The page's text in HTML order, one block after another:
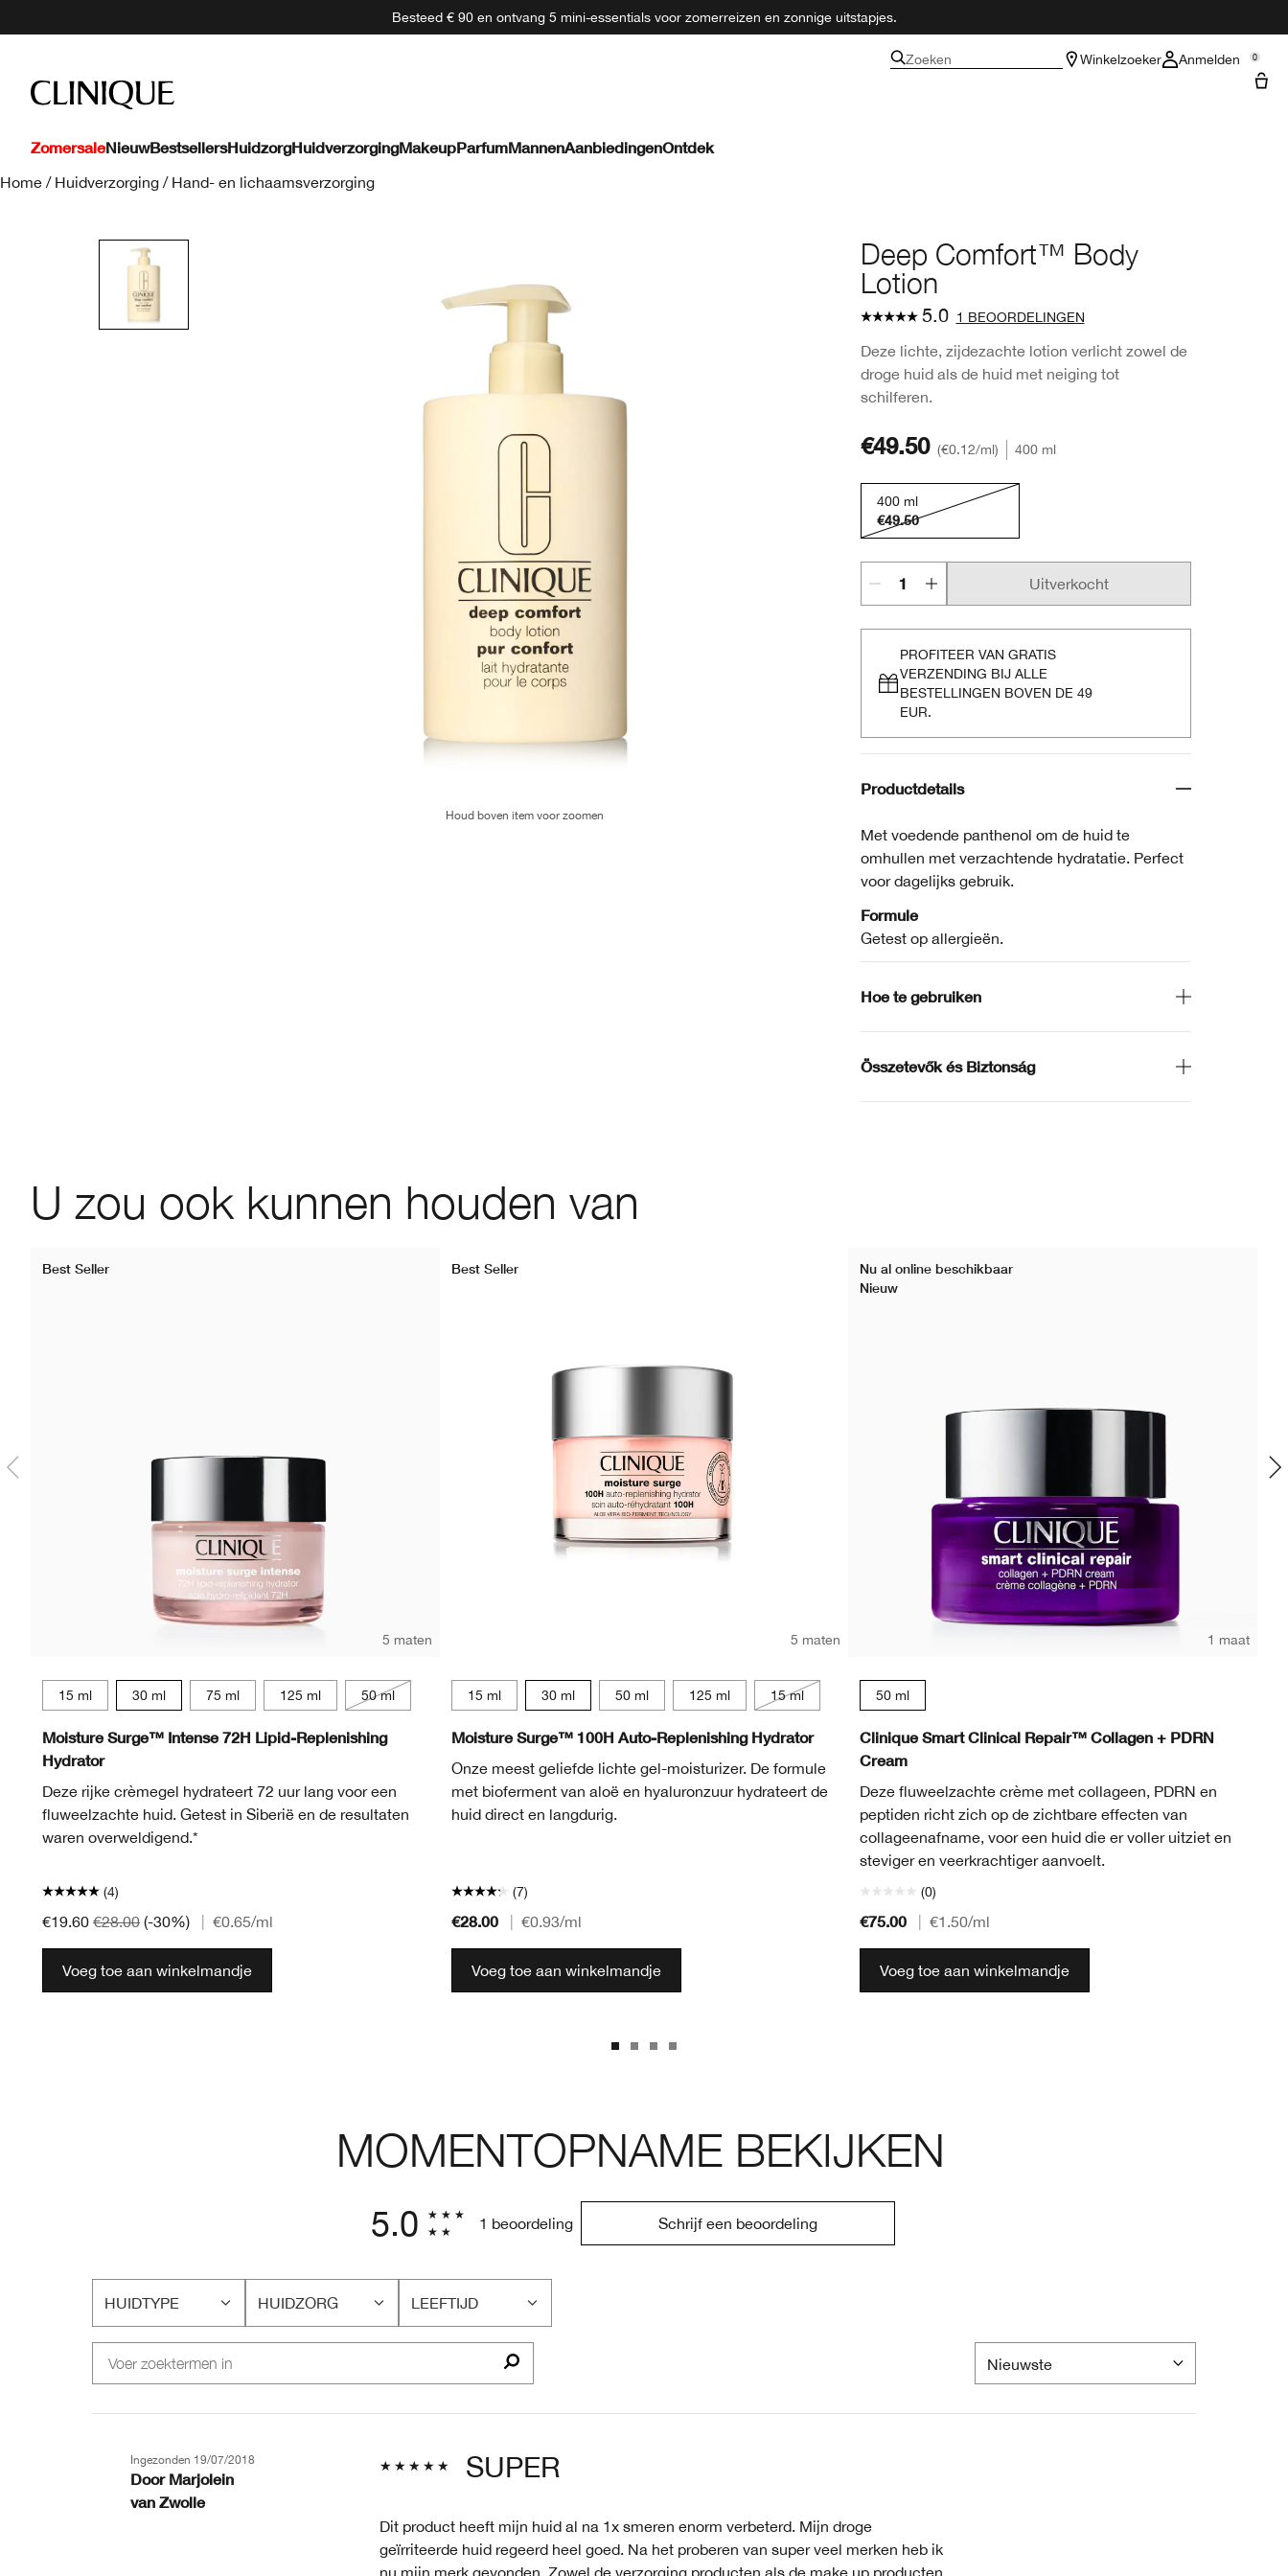
Besteed € 90 en ontvang 5 mini-essentials voor zomerreizen en zonnige uitstapjes.
Zoeken Winkelzoeker Anmelden 0
ZomersaleNieuwBestsellersHuidzorgHuidverzorgingMakeupParfumMannenAanbiedingenOntdek
Home / Huidverzorging / Hand- en lichaamsverzorging
Deep Comfort™ Body
Lotion
5.0 1 BEOORDELINGEN
Deze lichte, zijdezachte lotion verlicht zowel de
droge huid als de huid met neiging tot
schilferen.
Houd boven item voor zoomen
€49.50 €0.12/ml 400 ml
400 ml
€49.50
Uitverkocht
PROFITEER VAN GRATIS
VERZENDING BIJ ALLE
BESTELLINGEN BOVEN DE 49
EUR.
Productdetails
Met voedende panthenol om de huid te
omhullen met verzachtende hydratatie. Perfect
voor dagelijks gebruik.
Formule
Getest op allergieën.
Hoe te gebruiken
Összetevők és Biztonság
U zou ook kunnen houden van
Best Seller
5 maten
15 ml 30 ml 75 ml 125 ml 50 ml
Moisture Surge™ Intense 72H Lipid-Replenishing
Hydrator
Deze rijke crèmegel hydrateert 72 uur lang voor een
fluweelzachte huid. Getest in Siberië en de resultaten
waren overweldigend.*
(4)
€19.60 €28.00 (-30%) €0.65/ml
Voeg toe aan winkelmandje
Best Seller
5 maten
15 ml 30 ml 50 ml 125 ml 15 ml
Moisture Surge™ 100H Auto-Replenishing Hydrator
Onze meest geliefde lichte gel-moisturizer. De formule
met bioferment van aloë en hyaluronzuur hydrateert de
huid direct en langdurig.
(7)
€28.00 €0.93/ml
Voeg toe aan winkelmandje
Nu al online beschikbaar
Nieuw
1 maat
50 ml
Clinique Smart Clinical Repair™ Collagen + PDRN
Cream
Deze fluweelzachte crème met collageen, PDRN en
peptiden richt zich op de zichtbare effecten van
collageenafname, voor een huid die er voller uitziet en
steviger en veerkrachtiger aanvoelt.
(0)
€75.00 €1.50/ml
Voeg toe aan winkelmandje
MOMENTOPNAME BEKIJKEN
5.0 1 beoordeling Schrijf een beoordeling
HUIDTYPE
FILTER
HUIDTYPE
HUIDZORG
FILTER
LEEFTIJD
FILTER
SUPER
Ingezonden 19/07/2018
Door Marjolein
van Zwolle
Dit product heeft mijn huid al na 1x smeren enorm verbeterd. Mijn droge
geïrriteerde huid regeerd heel goed. Na het proberen van super veel merken heb ik
nu mijn merk gevonden. Zowel de verzorging producten als de make up producten